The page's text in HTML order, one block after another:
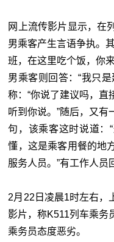
网上流传影片显示，在
男乘客产生言语争执。
班，在这里吃个饭，你
男乘客则回答：“我只
称：“你说了建议吗，
听到你说。”随后，又
句，该乘客这时说道：
懂，这是乘客用餐的地
服务人员。”有工作人员
2月22日凌晨1时左右，
影片，称K511列车乘务
乘务员态度恶劣。